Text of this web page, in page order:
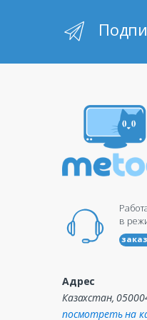
в
Адрес
Казахстан,
посмотреть на